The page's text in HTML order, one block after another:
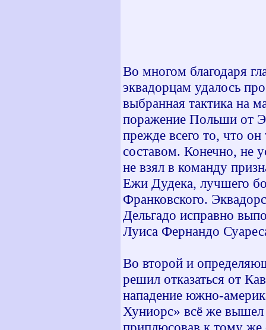
Во многом благодаря
эквадорцам удалось
выбранная тактика на
поражение Польши от
прежде всего то, что
составом. Конечно, не
не взял в команду
Ежи Дудека, лучшего
Франковского.
Дельгадо исправно
Луиса Фернандо
Во второй и
решил отказаться от
нападение южно-
Хуниорс» всё же